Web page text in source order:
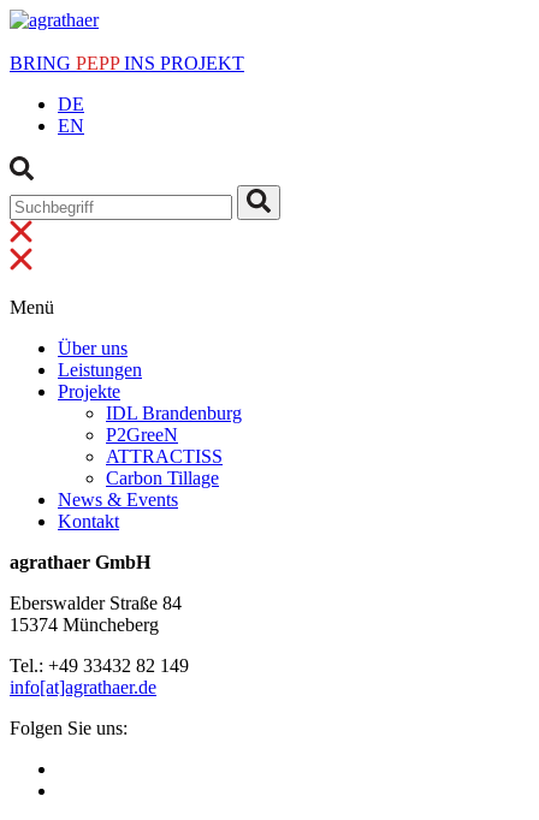
BRING PEPPINS PROJEKT
DE
EN
Menü
Über uns
Leistungen
Projekte
IDL Brandenburg
P2GreeN
ATTRACTISS
Carbon Tillage
News & Events
Kontakt
agrathaer GmbH
Eberswalder Straße 84
15374 Müncheberg
Tel.: +49 33432 82 149
info[at]agrathaer.de
Folgen Sie uns: